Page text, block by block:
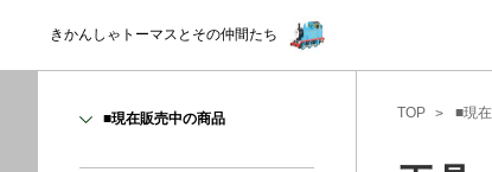
きかんしゃトーマスとその仲間たち
TOP ■現
■現在販売中の商品